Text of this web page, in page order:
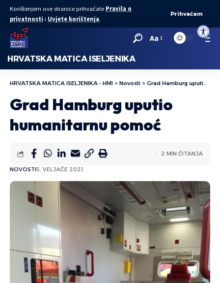
Open
Korištenjem ove stranice prihvaćate Pravila o
privatnosti i Uvjete korištenja.
Prihvaćam
Aa
HRVATSKA MATICA ISELJENIKA
HRVATSKA MATICA ISELJENIKA - HMI > Novosti > Grad Hamburg uputio humanitarnu pomoć
Grad Hamburg uputio
humanitarnu pomoć
NOVOSTI5. VELJAČE 2021.
2 MIN ČITANJA